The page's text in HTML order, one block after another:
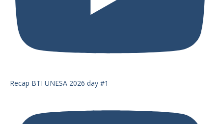
Recap BTI UNESA 2026 day #1